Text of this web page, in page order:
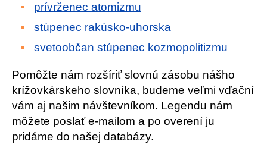
prívrženec atomizmu
stúpenec rakúsko-uhorska
svetoobčan stúpenec kozmopolitizmu
Pomôžte nám rozšíriť slovnú zásobu nášho
krížovkárskeho slovníka, budeme veľmi vďační
vám aj našim návštevníkom. Legendu nám
môžete poslať e-mailom a po overení ju
pridáme do našej databázy.